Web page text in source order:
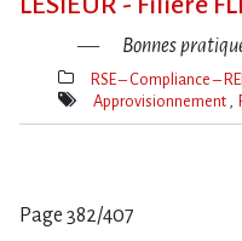
Bonnes
Thèmes(s)
RSE – Compliance –
Mot(s)-
Approvisionnement
Page 382/407